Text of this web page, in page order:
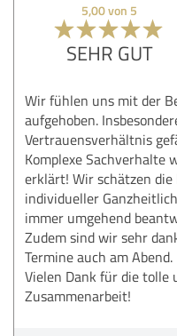
5,00 von 5
SEHR GUT
Wir fühlen uns mit der
aufgehoben.
Vertrauensverhältnis
Komplexe Sachverhalte
erklärt! Wir schätzen
individueller
immer umgehend
Zudem sind wir sehr
Termine auch am Abend.
Vielen Dank für die tolle
Zusammenarbeit!